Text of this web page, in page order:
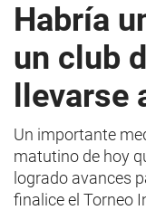
Habría
un club
Un importante
matutino de hoy
logrado avances
finalice el Torneo